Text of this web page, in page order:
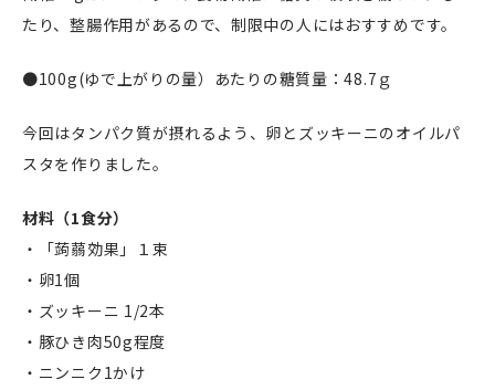
たり、整腸作用があるので、制限中の人にはおすすめです。
●100g(ゆで上がりの量）あたりの糖質量：48.7ｇ
今回はタンパク質が摂れるよう、卵とズッキーニのオイルパ
スタを作りました。
材料（1食分）
・「蒟蒻効果」１束
・卵1個
・ズッキーニ 1/2本
・豚ひき肉50g程度
・ニンニク1かけ